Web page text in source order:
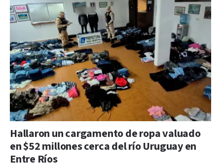
Hallaron un cargamento de ropa valuado
en $52 millones cerca del río Uruguay en
Entre Ríos